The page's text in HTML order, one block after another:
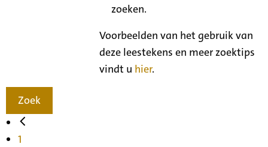
zoeken.
Voorbeelden van het gebruik van
deze leestekens en meer zoektips
vindt u hier.
Zoek
1